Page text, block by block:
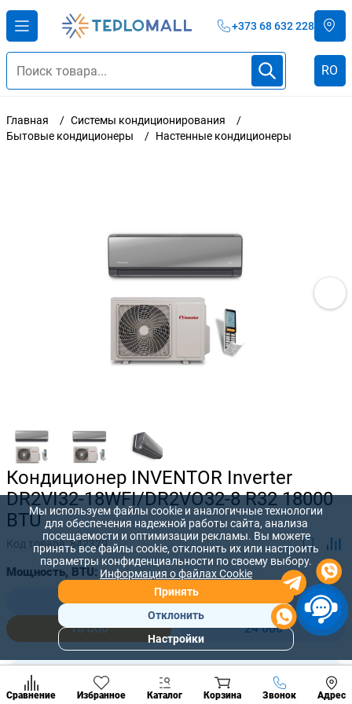
+373 68 632 228
RO
Главная
Системы кондиционирования
Бытовые кондиционеры
Настенные кондиционеры
Кондиционер INVENTOR Inverter
DR2VI32-18WFI/DR2VO32-8 R32 18000
BTU
Код товара:842329
Мощность, BTU:
9 000
12 000
18 000
24 000
30 500 лей
24 400лей +
Сравнение Избранное Каталог Корзина Звонок Адрес
Позвонить
разделы
Мы используем файлы cookie и аналогичные технологии
для обеспечения надежной работы сайта, анализа
посещаемости и оптимизации рекламы. Вы можете
принять все файлы cookie, отклонить их или настроить
параметры конфиденциальности по своему выбору.
Информация о файлах Cookie
Принять
Отклонить
Настройки